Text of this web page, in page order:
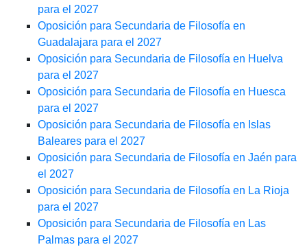
para el 2027
Oposición para Secundaria de Filosofía en
Guadalajara para el 2027
Oposición para Secundaria de Filosofía en Huelva
para el 2027
Oposición para Secundaria de Filosofía en Huesca
para el 2027
Oposición para Secundaria de Filosofía en Islas
Baleares para el 2027
Oposición para Secundaria de Filosofía en Jaén para
el 2027
Oposición para Secundaria de Filosofía en La Rioja
para el 2027
Oposición para Secundaria de Filosofía en Las
Palmas para el 2027